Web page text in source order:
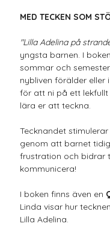
MED TECKEN SOM
"Lilla Adelina på
yngsta barnen. I
sommar och
nybliven förälder eller
för att ni på ett
lära er att teckna.
Tecknandet
genom att barnet
frustration och bidrar
kommunicera!
I boken finns även en
Linda visar hur
Lilla Adelina.